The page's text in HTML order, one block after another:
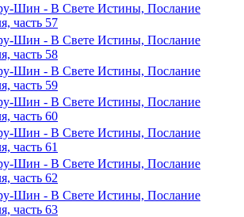
Шин - В Свете Истины, Послание
часть 57
Шин - В Свете Истины, Послание
часть 58
Шин - В Свете Истины, Послание
часть 59
Шин - В Свете Истины, Послание
часть 60
Шин - В Свете Истины, Послание
часть 61
Шин - В Свете Истины, Послание
часть 62
Шин - В Свете Истины, Послание
часть 63